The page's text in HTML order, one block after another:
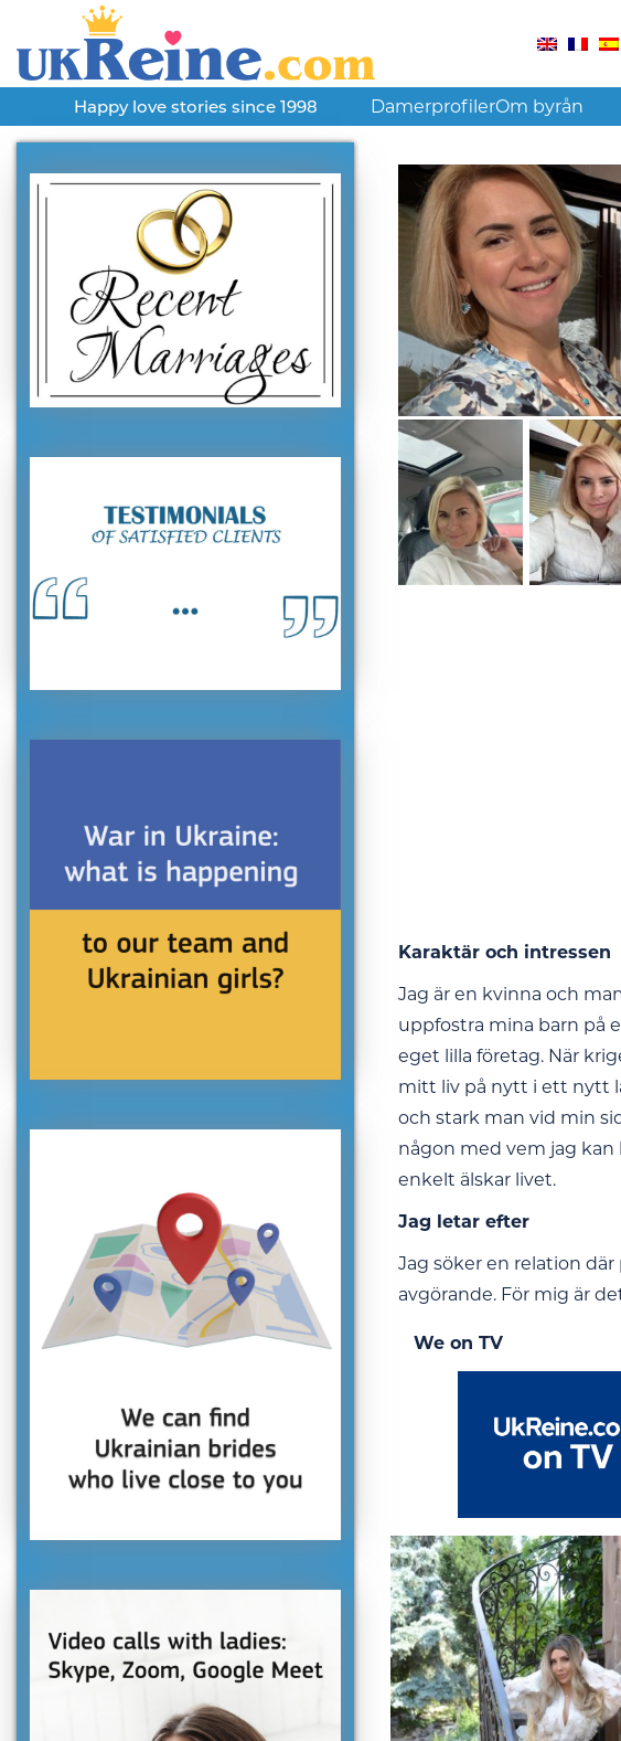
Happy love stories since 1998 DamerprofilerOm byrån
Karaktär och intressen
Jag är en kvinna och
uppfostra mina barn på
eget lilla företag. När
mitt liv på nytt i ett nytt
och stark man vid min
någon med vem jag kan
enkelt älskar livet.
Jag letar efter
Jag söker en relation
avgörande. För mig är
We on TV